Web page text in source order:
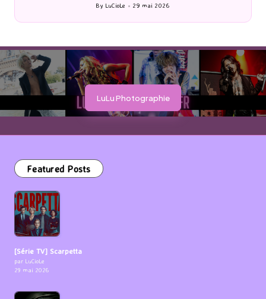
Posted
by
ByLuCioLe 29 mai 2026
LuLu Photographie
Featured Posts
[Série TV] Scarpetta
par LuCioLe
29 mai 2026